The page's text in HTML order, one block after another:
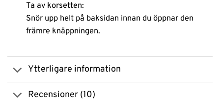
Ta av korsetten:
Snör upp helt på baksidan innan du öppnar den
främre knäppningen.
Ytterligare information
Recensioner (10)